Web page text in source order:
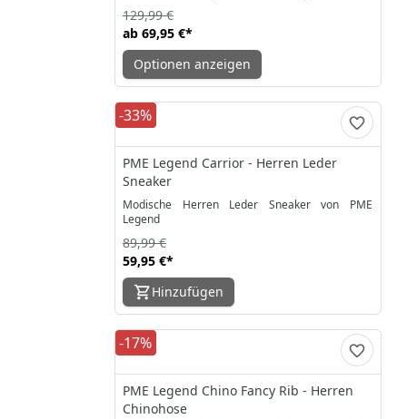
ab 69,95 €*
129,99 €
Optionen anzeigen
-33%
PME Legend Carrior - Herren Leder
Sneaker
Modische Herren Leder Sneaker von PME
Legend
59,95 €*
89,99 €
Hinzufügen
-17%
PME Legend Chino Fancy Rib - Herren
Chinohose